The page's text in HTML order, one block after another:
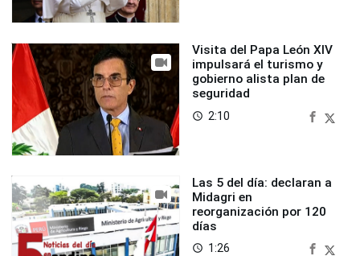
Visita del Papa León XIV
impulsará el turismo y
gobierno alista plan de
seguridad
access_time 2:10
Las 5 del día: declaran a
Midagri en
reorganización por 120
días
access_time 1:26